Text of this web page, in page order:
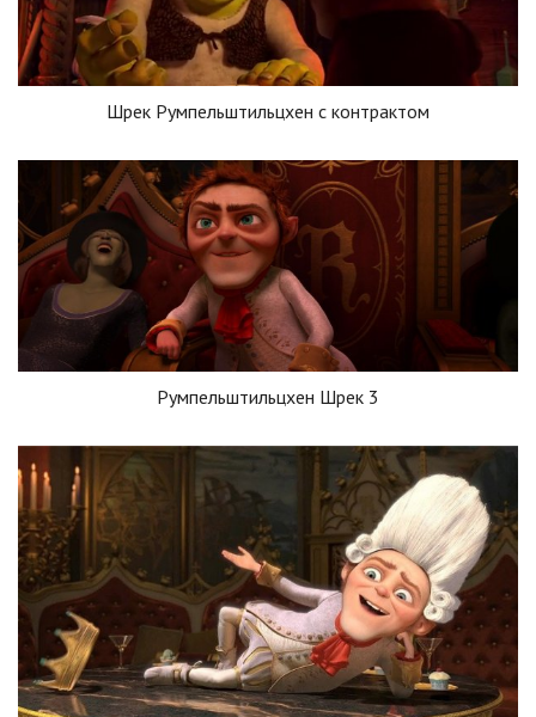
Шрек Румпельштильцхен с контрактом
Румпельштильцхен Шрек 3